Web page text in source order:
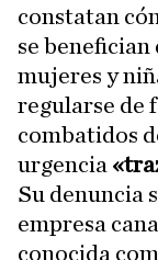
constatan
se benefician
mujeres y
regularse de
combatidos
urgencia
Su denuncia
empresa
conocida